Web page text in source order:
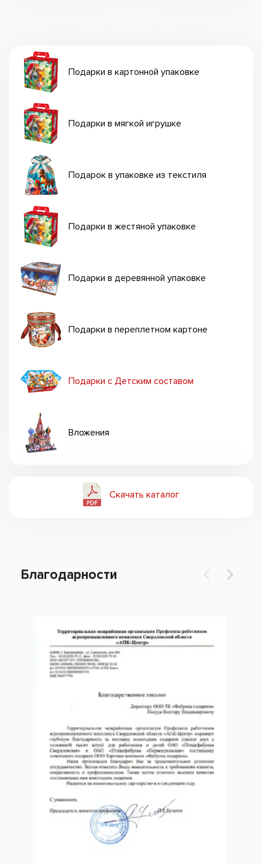
Подарки в картонной упаковке
Подарки в мягкой игрушке
Подарок в упаковке из текстиля
Подарки в жестяной упаковке
Подарки в деревянной упаковке
Подарки в переплетном картоне
Подарки с Детским составом
Вложения
Скачать каталог
Благодарности